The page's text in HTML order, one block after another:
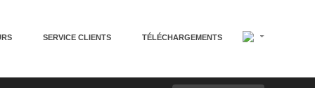
SERVICE CLIENTS TÉLÉCHARGEMENTS